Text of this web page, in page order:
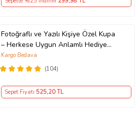
Fotoğraflı ve Yazılı Kişiye Özel Kupa
– Herkese Uygun Anlamlı Hediye
Porselen Baskılı Kupa (Beyaz)
(104)
Kargo Bedava
Sepet Fiyatı 525,20 TL